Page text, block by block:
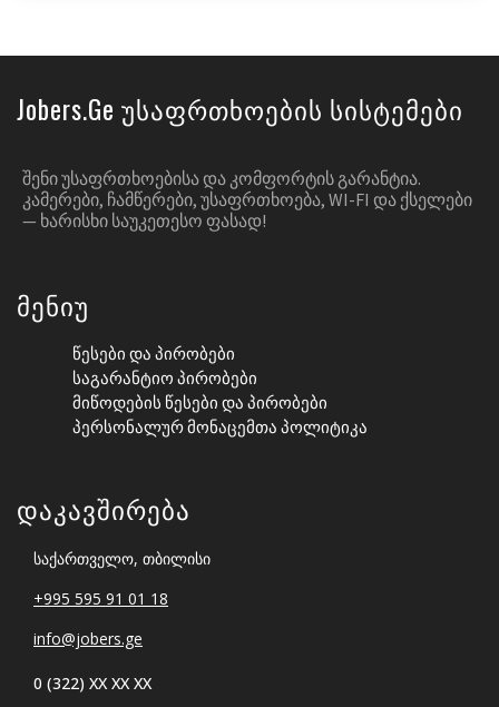
Jobers.ge Უსაფრთხოების Სისტემები
ᲨᲔᲜᲘ ᲣᲡᲐᲤᲠᲗᲮᲝᲔᲑᲘᲡᲐ ᲓᲐ ᲙᲝᲛᲤᲝᲠᲢᲘᲡ ᲒᲐᲠᲐᲜᲢᲘᲐ.
ᲙᲐᲛᲔᲠᲔᲑᲘ, ᲩᲐᲛᲬᲔᲠᲔᲑᲘ, ᲣᲡᲐᲤᲠᲗᲮᲝᲔᲑᲐ, WI-FI ᲓᲐ ᲥᲡᲔᲚᲔᲑᲘ
— ᲮᲐᲠᲘᲡᲮᲘ ᲡᲐᲣᲙᲔᲗᲔᲡᲝ ᲤᲐᲡᲐᲓ!
Მენიუ
Წესები Და Პირობები
Საგარანტიო Პირობები
Მიწოდების Წესები Და Პირობები
Პერსონალურ Მონაცემთა Პოლიტიკა
Დაკავშირება
საქართველო, თბილისი
+995 595 91 01 18
info@jobers.ge
0 (322) XX XX XX